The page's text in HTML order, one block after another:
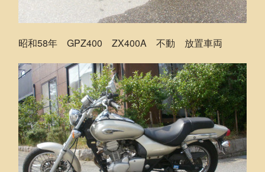
昭和58年 GPZ400 ZX400A 不動 放置車両